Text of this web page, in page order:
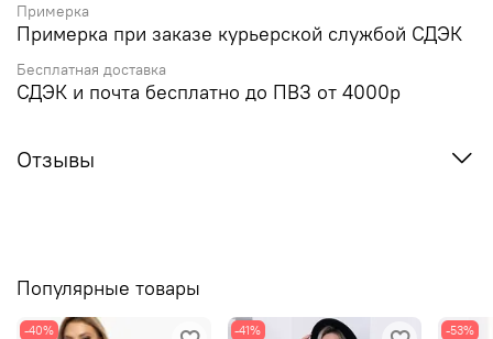
Примерка
Примерка при заказе курьерской службой СДЭК
Бесплатная доставка
СДЭК и почта бесплатно до ПВЗ от 4000р
Отзывы
Популярные товары
-40% -41% -53%